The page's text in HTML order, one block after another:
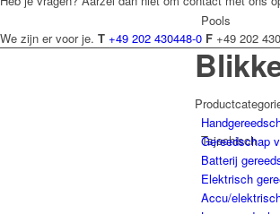
Pools
Tsjechisch
We zijn er voor je. T +49 202 430448-0 F +49 202
Gereedschap
Batterij
Elektrisch
Accu/